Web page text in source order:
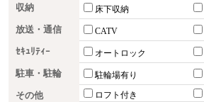
収納 床下収納
放送・通信 CATV
ｾｷｭﾘﾃｨｰ オートロック
駐車・駐輪 駐輪場有り
その他 ロフト付き